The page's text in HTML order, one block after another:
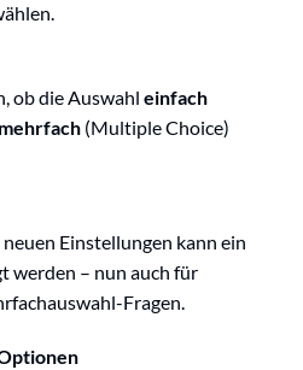
ob die Auswahl einfach
mehrfach (Multiple Choice)
Einstellungen kann ein
werden – nun auch für
Fragen.